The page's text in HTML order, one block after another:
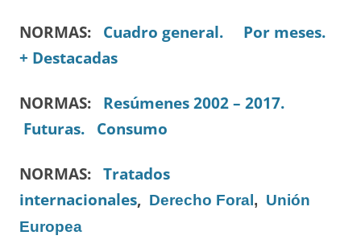
NORMAS: Cuadro general.
Por meses.
+ Destacadas
NORMAS: Resúmenes 2002 – 2017.
Futuras.
Consumo
NORMAS: Tratados
internacionales, Derecho Foral , Unión
Europea